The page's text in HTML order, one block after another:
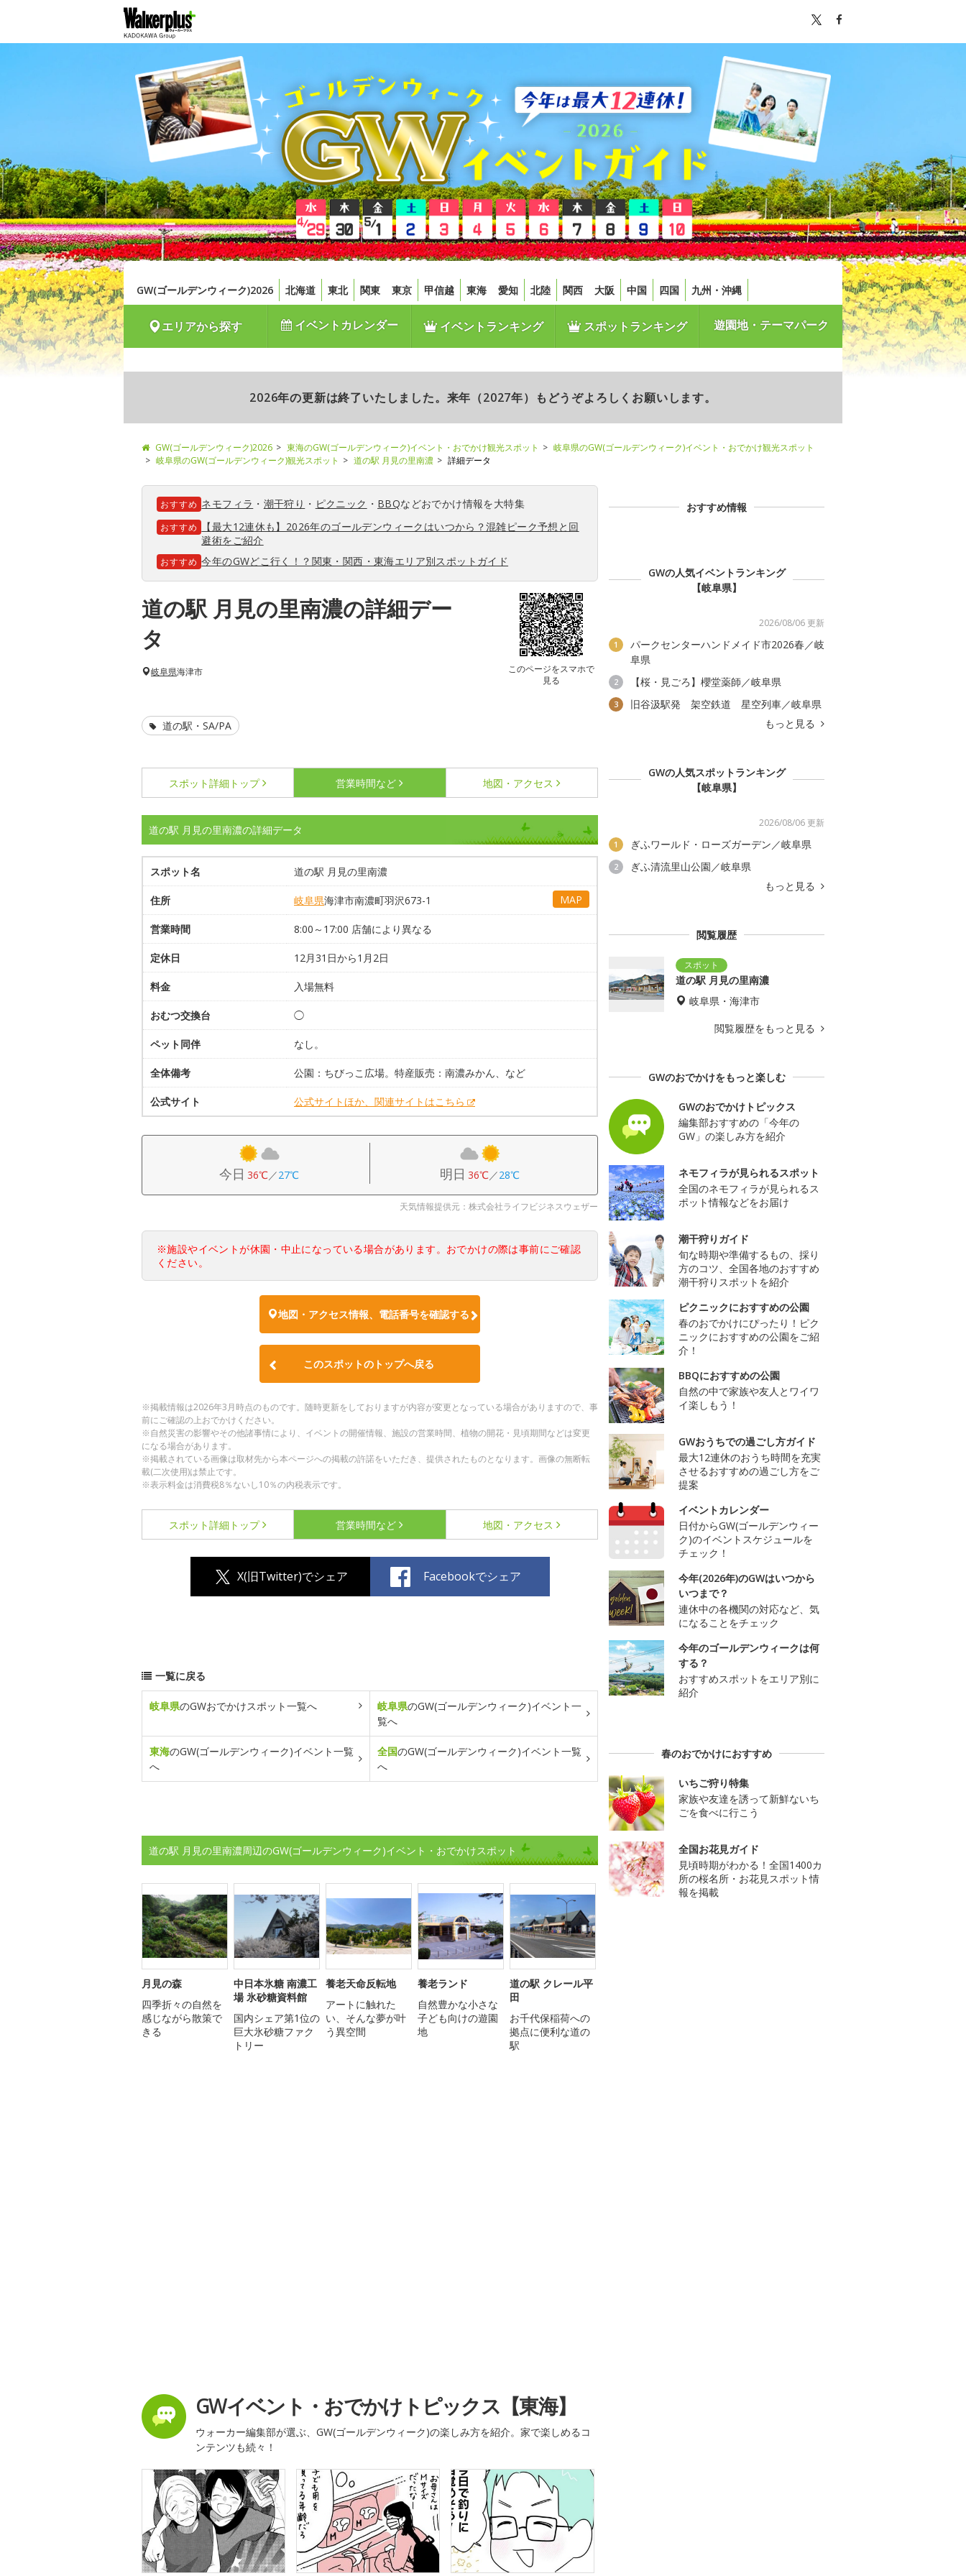
GW(ゴールデンウィーク)2026 北海道 東北 関東 東京 甲信越 東海 愛知 北陸 関西 大阪 中国 四国 九州・沖縄
エリアから探す イベントカレンダー イベントランキング スポットランキング 遊園地・テーマパーク
2026年の更新は終了いたしました。来年（2027年）もどうぞよろしくお願いします。
GW(ゴールデンウィーク)2026 東海のGW(ゴールデンウィーク)イベント・おでかけ観光スポット
岐阜県のGW(ゴールデンウィーク)イベント・おでかけ観光スポット
岐阜県のGW(ゴールデンウィーク)観光スポット
道の駅 月見の里南濃 詳細データ
おすすめ ネモフィラ ・ 潮干狩り ・ ピクニック ・ BBQなどおでかけ情報を大特集
おすすめ
【最大12連休も】2026年のゴールデンウィークはいつから？混雑ピーク予想と回
避術をご紹介
おすすめ 今年のGWどこ行く！？関東・関西・東海エリア別スポットガイド
道の駅 月見の里南濃の詳細デー
タ
このページをスマホで
見る
岐阜県海津市
道の駅・SA/PA
スポット詳細 トップ 営業時間など 地図・アクセス
道の駅 月見の里南濃の詳細データ
スポット名 道の駅 月見の里南濃
住所 岐阜県海津市南濃町羽沢673-1 MAP
営業時間 8:00～17:00 店舗により異なる
定休日 12月31日から1月2日
料金 入場無料
おむつ交換台 ◯
ペット同伴 なし。
全体備考 公園：ちびっこ広場。特産販売：南濃みかん、など
公式サイト 公式サイトほか、関連サイトはこちら
今日 36℃／27℃ 明日 36℃／28℃
天気情報提供元：株式会社ライフビジネスウェザー
※施設やイベントが休園・中止になっている場合があります。おでかけの際は事前にご確認
ください。
地図・アクセス情報、電話番号を確認する
このスポットのトップへ戻る
※掲載情報は2026年3月時点のものです。随時更新をしておりますが内容が変更となっている場合がありますので、事
前にご確認の上おでかけください。
※自然災害の影響やその他諸事情により、イベントの開催情報、施設の営業時間、植物の開花・見頃期間などは変更
になる場合があります。
※掲載されている画像は取材先から本ページへの掲載の許諾をいただき、提供されたものとなります。画像の無断転
載(二次使用)は禁止です。
※表示料金は消費税8％ないし10％の内税表示です。
スポット詳細 トップ 営業時間など 地図・アクセス
X(旧Twitter)でシェア Facebookでシェア
一覧に戻る
岐阜県のGWおでかけスポット一覧へ 岐阜県のGW(ゴールデンウィーク)イベント一
覧へ
東海のGW(ゴールデンウィーク)イベント一覧
へ
全国のGW(ゴールデンウィーク)イベント一覧
へ
道の駅 月見の里南濃周辺のGW(ゴールデンウィーク)イベント・おでかけスポット
月見の森
四季折々の自然を
感じながら散策で
きる
中日本氷糖 南濃工
場 氷砂糖資料館
国内シェア第1位の
巨大氷砂糖ファク
トリー
養老天命反転地
アートに触れた
い、そんな夢が叶
う異空間
養老ランド
自然豊かな小さな
子ども向けの遊園
地
道の駅 クレール平
田
お千代保稲荷への
拠点に便利な道の
駅
GWイベント・おでかけトピックス【東海】
ウォーカー編集部が選ぶ、GW(ゴールデンウィーク)の楽しみ方を紹介。家で楽しめるコ
ンテンツも続々！
おすすめ情報
GWの人気イベントランキング
【岐阜県】
2026/08/06 更新
1
パークセンターハンドメイド市2026春／岐
阜県
2 【桜・見ごろ】櫻堂薬師／岐阜県
3
旧谷汲駅発 架空鉄道 星空列車／岐阜県
もっと見る
GWの人気スポットランキング
【岐阜県】
2026/08/06 更新
1 ぎふワールド・ローズガーデン／岐阜県
2
ぎふ清流里山公園／岐阜県
もっと見る
閲覧履歴
道の駅 月見の里南濃
岐阜県・海津市
閲覧履歴をもっと見る
GWのおでかけをもっと楽しむ
GWのおでかけトピックス
編集部おすすめの「今年の
GW」の楽しみ方を紹介
ネモフィラが見られるスポット
全国のネモフィラが見られるス
ポット情報などをお届け
潮干狩りガイド
旬な時期や準備するもの、採り
方のコツ、全国各地のおすすめ
潮干狩りスポットを紹介
ピクニックにおすすめの公園
春のおでかけにぴったり！ピク
ニックにおすすめの公園をご紹
介！
BBQにおすすめの公園
自然の中で家族や友人とワイワ
イ楽しもう！
GWおうちでの過ごし方ガイド
最大12連休のおうち時間を充実
させるおすすめの過ごし方をご
提案
イベントカレンダー
日付からGW(ゴールデンウィー
ク)のイベントスケジュールを
チェック！
今年(2026年)のGWはいつから
いつまで？
連休中の各機関の対応など、気
になることをチェック
今年のゴールデンウィークは何
する？
おすすめスポットをエリア別に
紹介
春のおでかけにおすすめ
いちご狩り特集
家族や友達を誘って新鮮ないち
ごを食べに行こう
全国お花見ガイド
見頃時期がわかる！全国1400カ
所の桜名所・お花見スポット情
報を掲載